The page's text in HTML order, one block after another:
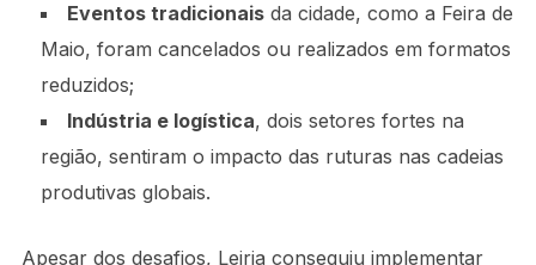
Eventos tradicionaisda cidade, como a Feira de
Maio, foram cancelados ou realizados em formatos
reduzidos;
Indústria e logística, dois setores fortes na
região, sentiram o impacto das ruturas nas cadeias
produtivas globais.
Apesar dos desafios, Leiria conseguiu implementar